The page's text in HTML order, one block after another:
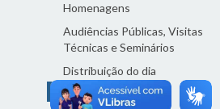
Homenagens
Audiências Públicas, Visitas
Técnicas e Seminários
Distribuição do dia
Comunicação